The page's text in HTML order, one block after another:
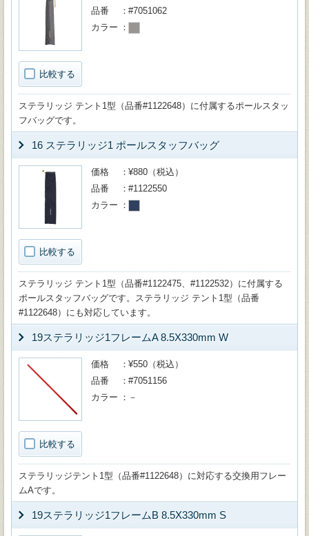
比較する
品番
#7051062
カラー
ステラリッジ テント1型（品番#1122648）に付属するポールスタッ
フバッグです。
16 ステラリッジ1 ポールスタッフバッグ
比較する
価格
¥880（税込）
品番
#1122550
カラー
ステラリッジ テント1型（品番#1122475、#1122532）に付属する
ポールスタッフバッグです。ステラリッジ テント1型（品番
#1122648）にも対応しています。
19ステラリッジ1フレームA 8.5X330mm W
比較する
価格
¥550（税込）
品番
#7051156
カラー
－
ステラリッジテント1型（品番#1122648）に対応する交換用フレー
ムAです。
19ステラリッジ1フレームB 8.5X330mm S